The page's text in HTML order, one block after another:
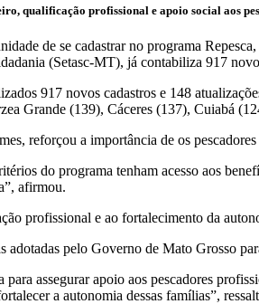
qualificação profissional e apoio social aos
de se cadastrar no programa
(Setasc-MT), já contabiliza 917
917 novos cadastros e 148
Grande (139), Cáceres (137), Cuiabá
reforçou a importância de os
do programa tenham acesso aos
afirmou.
profissional e ao fortalecimento da
pelo Governo de Mato Grosso
assegurar apoio aos pescadores
a autonomia dessas famílias”,